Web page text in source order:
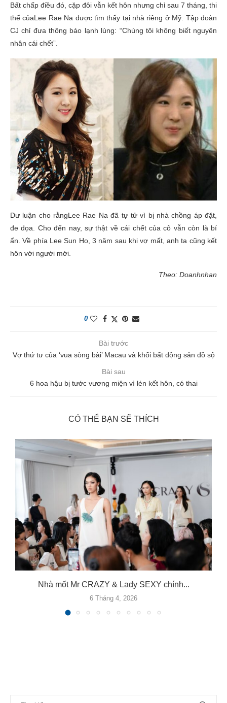
Bất chấp điều đó, cặp đôi vẫn kết hôn nhưng chỉ sau 7 tháng, thi
thể củaLee Rae Na được tìm thấy tại nhà riêng ở Mỹ. Tập đoàn
CJ chỉ đưa thông báo lạnh lùng: “Chúng tôi không biết nguyên
nhân cái chết”.
Dư luận cho rằngLee Rae Na đã tự tử vì bị nhà chồng áp đặt,
đe dọa. Cho đến nay, sự thật về cái chết của cô vẫn còn là bí
ẩn. Về phía Lee Sun Ho, 3 năm sau khi vợ mất, anh ta cũng kết
hôn với người mới.
Theo: Doanhnhan
0
Bài trước
Vợ thứ tư của ‘vua sòng bài’ Macau và khối bất động sản đồ sộ
Bài sau
6 hoa hậu bị tước vương miện vì lén kết hôn, có thai
CÓ THỂ BẠN SẼ THÍCH
Nhà mốt Mr CRAZY & Lady SEXY chính...
6 Tháng 4, 2026